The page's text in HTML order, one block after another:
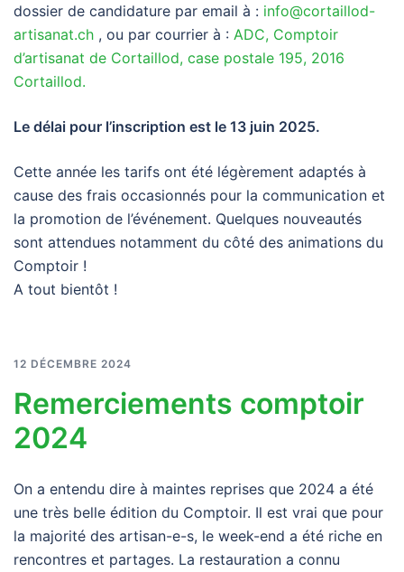
dossier de candidature par email à : info@cortaillod-
artisanat.ch , ou par courrier à : ADC, Comptoir
d’artisanat de Cortaillod, case postale 195, 2016
Cortaillod.
Le délai pour l’inscription est le 13 juin 2025.
Cette année les tarifs ont été légèrement adaptés à
cause des frais occasionnés pour la communication et
la promotion de l’événement. Quelques nouveautés
sont attendues notamment du côté des animations du
Comptoir !
A tout bientôt !
12 DÉCEMBRE 2024
Remerciements comptoir
2024
On a entendu dire à maintes reprises que 2024 a été
une très belle édition du Comptoir. Il est vrai que pour
la majorité des artisan-e-s, le week-end a été riche en
rencontres et partages. La restauration a connu